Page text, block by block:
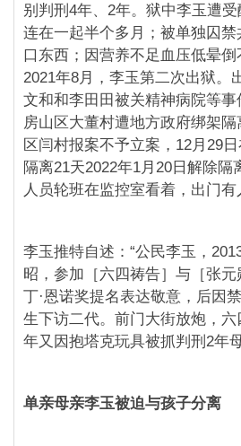
别判刑4年、2年。狱中李玉遭
连在一起半个多月；被单独囚
口东西；因营养不足血压低晕
2021年8月，李玉第二次出狱。
文和和李田田被关精神病院等
房山区大董村遭地方政府绑架
区闫村报案不予立案，12月29
隔离21天2022年1月20日解除
人员轮班在监控室看着，出门有
李玉推特自述：“公民李玉，
昭，参加［六四祷告］与［张
丁·恩诺奖提名表达敬意，后因
生下访二代。前门大街放炮，
年又因抱塔克玩具被抓判刑2年
单亲母亲李玉被迫与孩子分离